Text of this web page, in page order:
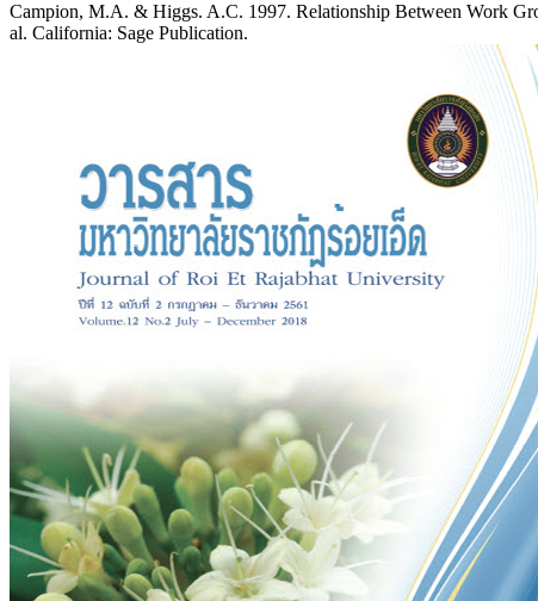
Campion, M.A. & Higgs. A.C. 1997. Relationship Between Work
al. California: Sage Publication.